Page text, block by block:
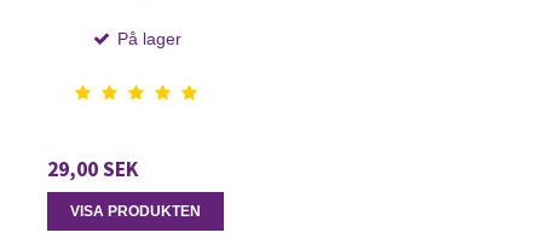
På lager
29,00 SEK
VISA PRODUKTEN